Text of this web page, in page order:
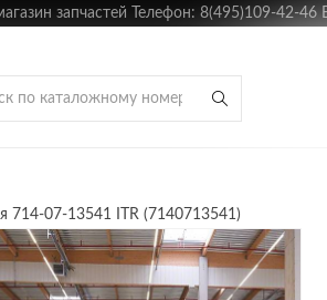
запчастей Телефон: 8(495)109-42-46
714-07-13541 ITR (7140713541)